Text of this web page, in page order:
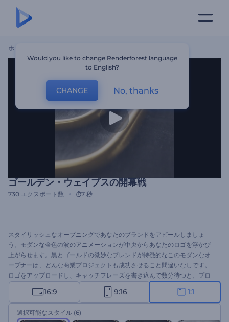
ホーム
ゴールデン・ウェイブスの開幕戦
730 エクスポート数 7 秒
スタイリッシュなオープニングであなたのブランドをアピールしましょ
う。モダンな金色の波のアニメーションが中央からあなたのロゴを浮かび
上がらせます。黒とゴールドの微妙なブレンドが特徴的なこのモダンなオ
ープナーは、どんな商業プロジェクトも成功させること間違いなしです。
ロゴをアップロードし、キャッチフレーズを書き込んで数分待つと、プロ
仕様のアニメーションのオープニングが完成します。企業のオープニン
グ、製品発表会、ジュエリーサロンのプロモーションなどに最適です。こ
のモダンなオープニングで、あなたのプロジェクトにエレガントなタッチ
を加え、ターゲットとなる視聴者に印象的な印象を残しましょう。今すぐ
16:9 9:16 1:1
選択可能なスタイル (6)
Would you like to change Renderforest language
to English?
CHANGE No, thanks